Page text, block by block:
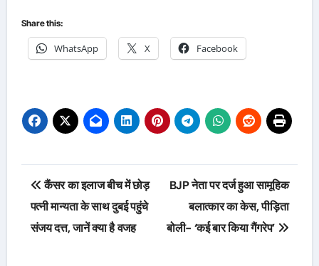
Share this:
WhatsApp X Facebook
Post
navigation
कैंसर का इलाज बीच में छोड़
पत्नी मान्यता के साथ दुबई पहुंचे
संजय दत्त, जानें क्या है वजह
BJP नेता पर दर्ज हुआ सामूहिक
बलात्कार का केस, पीड़िता
बोली- ‘कई बार किया गैंगरेप’